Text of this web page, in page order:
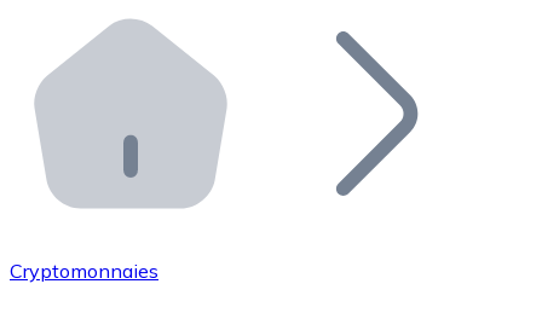
Distributeurs automatiques Bitnovo
Intégrez un ATM Bitnovo dans votre entreprise et
API Bitnovo
Intégrez notre API dans votre écosystème.
Rejoignez notre réseau de distributeurs et
Cryptomonnaies